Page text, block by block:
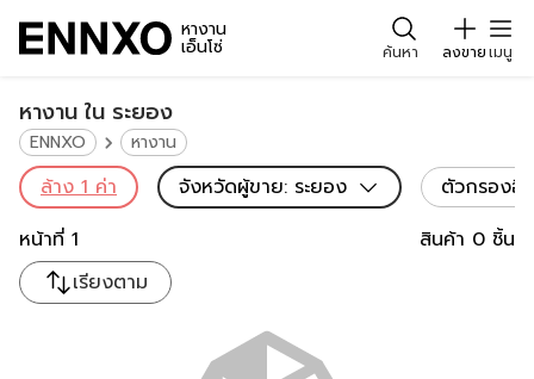
หางาน
เอ็นโซ่ ค้นหา ลงขายเมนู
หางาน ใน ระยอง
ENNXO หางาน
หน้าที่ 1 สินค้า 0 ชิ้น
เรียงตาม
ล้าง1ค่า จังหวัดผู้ขาย: ระยอง ตัวกรองอื่น